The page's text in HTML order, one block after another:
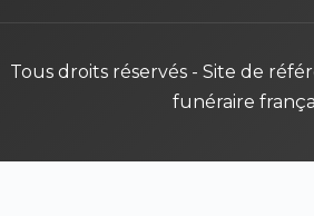
Tous droits réservés - Site de
funéraire